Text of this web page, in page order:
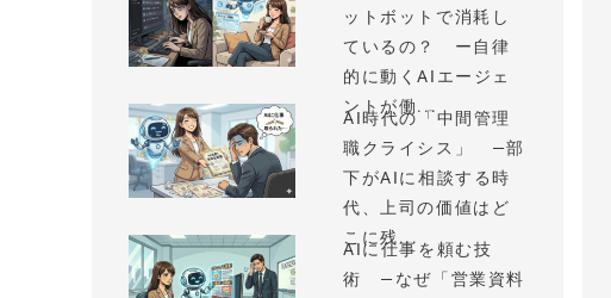
ットボットで消耗し
ているの？ ー自律
的に動くAIエージェ
ントが働...
AI時代の「中間管理
職クライシス」 —部
下がAIに相談する時
代、上司の価値はど
こに残...
AIに仕事を頼む技
術 —なぜ「営業資料